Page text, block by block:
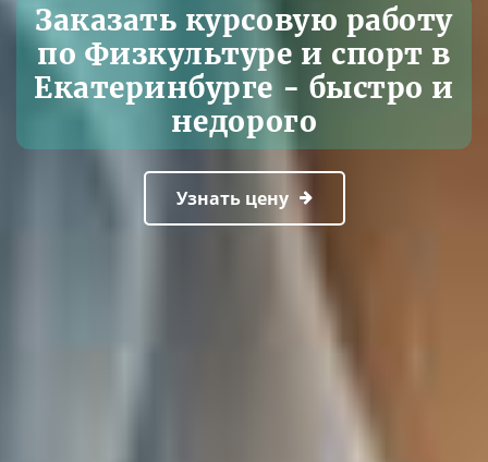
Заказать курсовую работу
по Физкультуре и спорт в
Екатеринбурге - быстро и
недорого
Узнать цену